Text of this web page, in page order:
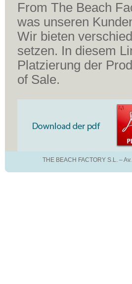
From The Beach
was unseren
Wir bieten
setzen. In diesem
Platzierung der
of Sale.
THE BEACH FACTORY S.L. –